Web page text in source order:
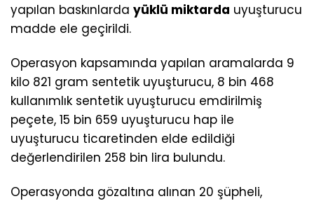
yapılan baskınlarda yüklü miktarda uyuşturucu
madde ele geçirildi.
Operasyon kapsamında yapılan aramalarda 9
kilo 821 gram sentetik uyuşturucu, 8 bin 468
kullanımlık sentetik uyuşturucu emdirilmiş
peçete, 15 bin 659 uyuşturucu hap ile
uyuşturucu ticaretinden elde edildiği
değerlendirilen 258 bin lira bulundu.
Operasyonda gözaltına alınan 20 şüpheli,